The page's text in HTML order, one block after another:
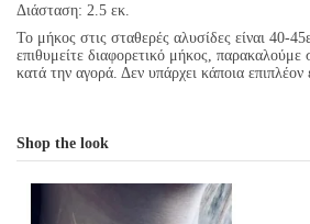
Διάσταση: 2.5 εκ.
Το μήκος στις σταθερές αλυσίδες είναι 40-
επιθυμείτε διαφορετικό μήκος,
κατά την αγορά. Δεν υπάρχει κάποια επιπλέον
Shop the look